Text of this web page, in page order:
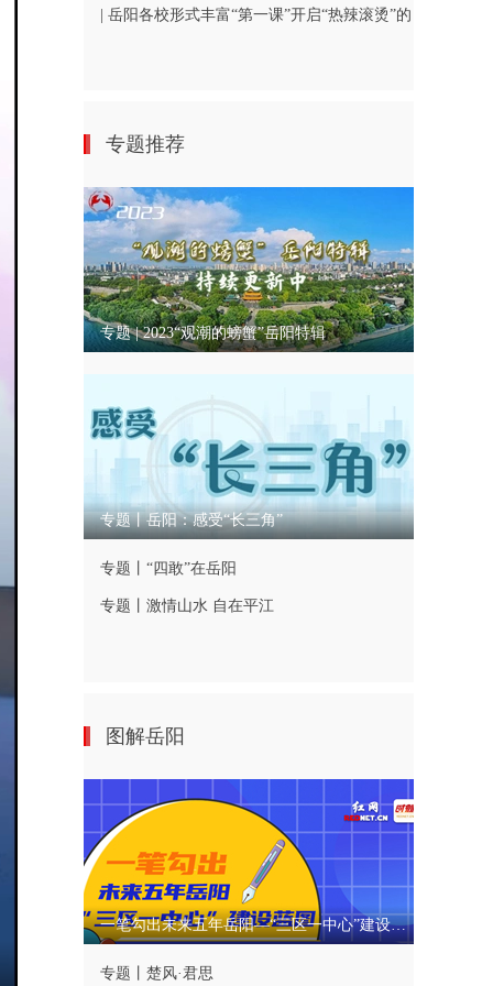
| 岳阳各校形式丰富“第一课”开启“热辣滚烫”的
专题推荐
专题 | 2023“观潮的螃蟹”岳阳特辑
专题丨岳阳：感受“长三角”
专题丨“四敢”在岳阳
专题丨激情山水 自在平江
图解岳阳
一笔勾出未来五年岳阳—“三区一中心”建设蓝图
专题丨楚风·君思